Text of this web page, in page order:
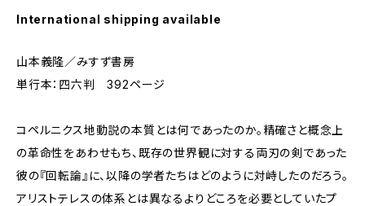
International shipping available
山本義隆／みすず書房
単行本：四六判 392ページ
コペルニクス地動説の本質とは何であったのか。精確さと概念上
の革命性をあわせもち、既存の世界観に対する両刃の剣であった
彼の『回転論』に、以降の学者たちはどのように対峙したのだろう。
アリストテレスの体系とは異なるよりどころを必要としていたプ